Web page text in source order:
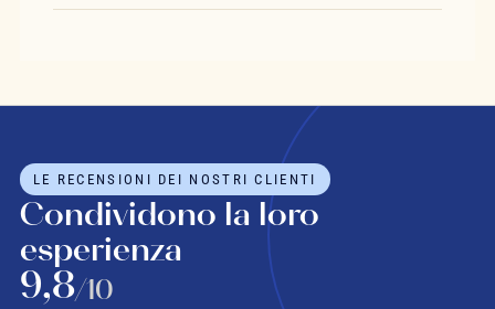
LE RECENSIONI DEI NOSTRI CLIENTI
Condividono la loro
esperienza
9,8/10